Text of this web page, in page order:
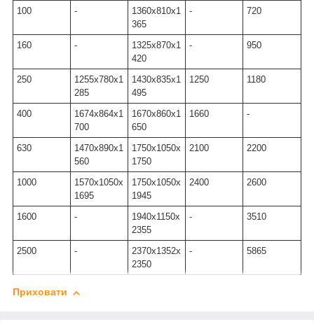
100 -
1360х810х1
365
- 720
160 -
1325х870х1
420
- 950
250
1255x780x1
285
1430х835х1
495
1250 1180
400
1674x864x1
700
1670х860х1
650
1660 -
630
1470х890х1
560
1750х1050х
1750
2100 2200
1000
1570х1050х
1695
1750х1050х
1945
2400 2600
1600 -
1940х1150х
2355
- 3510
2500 -
2370х1352х
2350
- 5865
Приховати